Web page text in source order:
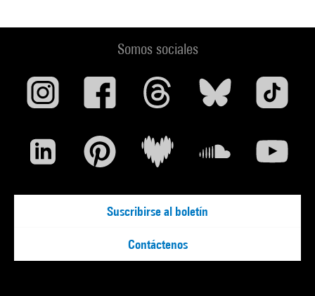
Somos sociales
Suscribirse al boletín
Contáctenos